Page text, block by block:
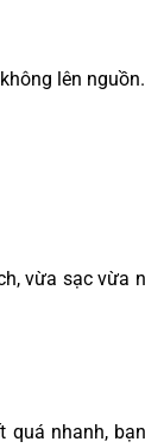
lên nguồn.
vừa sạc vừa
quá nhanh,